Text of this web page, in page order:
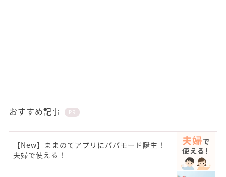
おすすめ記事 PR
【New】ままのてアプリにパパモード誕生！
夫婦で使える！